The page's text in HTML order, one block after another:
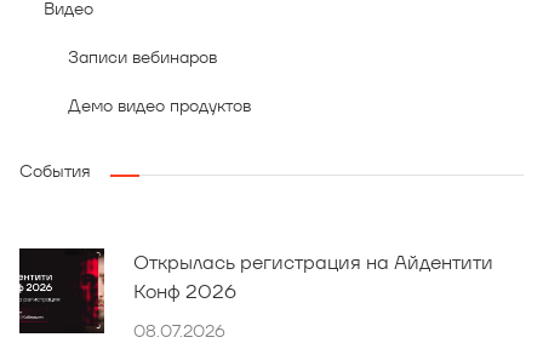
Видео
Записи вебинаров
Демо видео продуктов
События
Открылась регистрация на Айдентити
Конф 2026
08.07.2026